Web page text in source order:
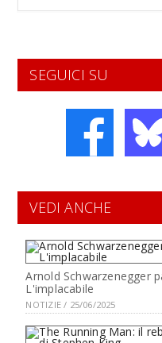
SEGUICI SU
VEDI ANCHE
Arnold Schwarzenegger
L'implacabile
NOTIZIE / 25/06/2025